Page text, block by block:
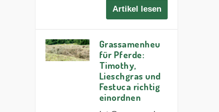
Artikel lesen
Grassamenheu
für Pferde:
Timothy,
Lieschgras und
Festuca richtig
einordnen